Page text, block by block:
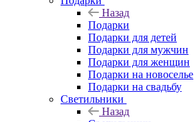
Назад
Подарки
Подарки для детей
Подарки для мужчин
Подарки для женщин
Подарки на новоселье
Подарки на свадьбу
Светильники
Назад